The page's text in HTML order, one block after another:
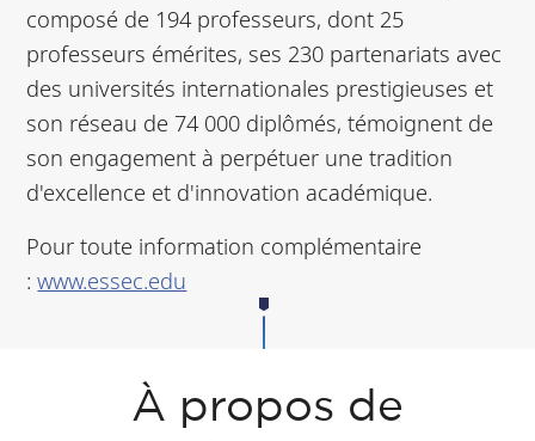
composé de 194 professeurs, dont 25
professeurs émérites, ses 230 partenariats avec
des universités internationales prestigieuses et
son réseau de 74 000 diplômés, témoignent de
son engagement à perpétuer une tradition
d'excellence et d'innovation académique.
Pour toute information complémentaire
:www.essec.edu
À propos de